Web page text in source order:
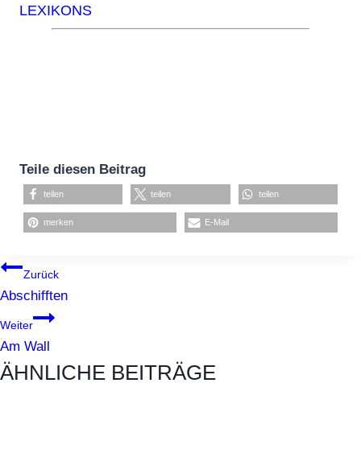
LEXIKONS
Teile diesen Beitrag
teilen teilen teilen
merken E-Mail
BEITRAGSNAVIGATION
Zurück
Abschifften
Weiter
Am Wall
ÄHNLICHE BEITRÄGE